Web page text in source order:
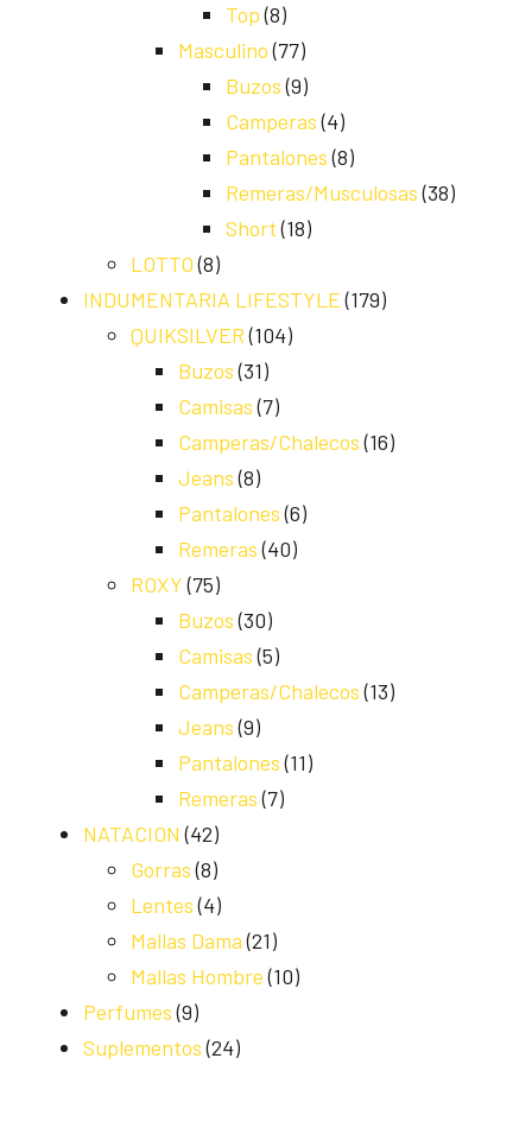
Top (8)
Masculino (77)
Buzos (9)
Camperas (4)
Pantalones (8)
Remeras/Musculosas (38)
Short (18)
LOTTO (8)
INDUMENTARIA LIFESTYLE (179)
QUIKSILVER (104)
Buzos (31)
Camisas (7)
Camperas/Chalecos (16)
Jeans (8)
Pantalones (6)
Remeras (40)
ROXY (75)
Buzos (30)
Camisas (5)
Camperas/Chalecos (13)
Jeans (9)
Pantalones (11)
Remeras (7)
NATACION (42)
Gorras (8)
Lentes (4)
Mallas Dama (21)
Mallas Hombre (10)
Perfumes (9)
Suplementos (24)